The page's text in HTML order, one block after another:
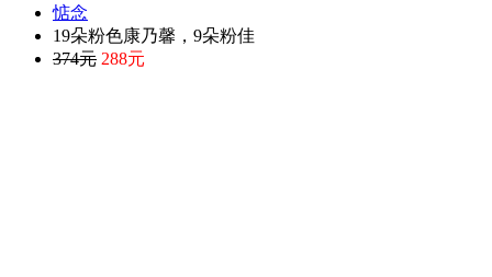
惦念
19朵粉色康乃馨，9朵粉佳
374元 288元